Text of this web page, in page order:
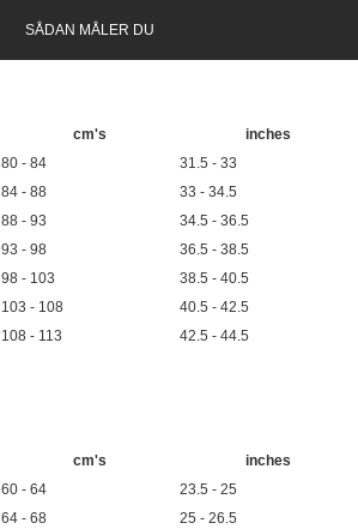
SÅDAN MÅLER DU
cm's
inches
80 - 84
31.5 - 33
84 - 88
33 - 34.5
88 - 93
34.5 - 36.5
93 - 98
36.5 - 38.5
98 - 103
38.5 - 40.5
103 - 108
40.5 - 42.5
108 - 113 42.5 - 44.5
cm's
inches
60 - 64
23.5 - 25
64 - 68
25 - 26.5